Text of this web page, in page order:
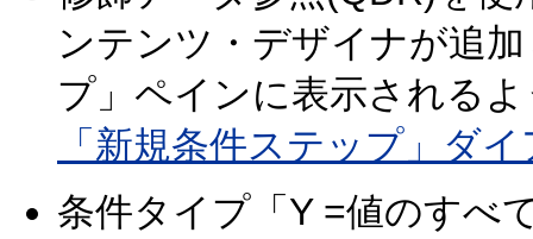
ンテンツ・デザイナが追
プ」ペインに表示される
「新規条件ステップ」ダ
条件タイプ「Y =値のすべ